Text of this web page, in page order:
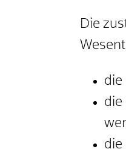
Die
die
die
die